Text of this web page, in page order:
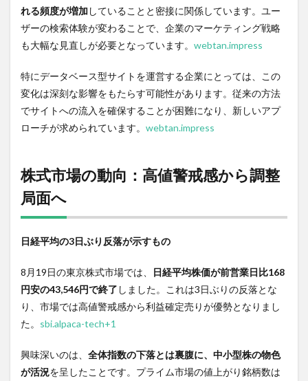
株式
市場
の動
向：
感か
ら調
整局
面へ
エン
タメ
業界
の最
新ト
ド
テク
ノロ
ジ
ー・
情報
ュリ
ティ
分野
れる頻度が増加 していることと密接に関係しています。ユー
ザーの検索体験が変わることで、企業のマーケティング戦略
も大幅な見直しが必要となっています。 webtan.impress
特にデータベース型サイトを運営する企業にとっては、この
変化は深刻な影響をもたらす可能性があります。従来の方法
でサイトへの流入を確保することが困難になり、新しいアプ
ローチが求められています。 webtan.impress
株式市場の動向：高値警戒感から調整
局面へ
日経平均の3日ぶり反落が示すもの
8月19日の東京株式市場では、
日経平均株価が前営業日比168
円安の43,546円で終了 しました。これは3日ぶりの反落とな
り、市場では高値警戒感から利益確定売りが優勢となりまし
た。 sbi.alpaca-tech+1
興味深いのは、 全体指数の下落とは裏腹に、中小型株の物色
が活況を呈したことです。プライム市場の値上がり銘柄数は